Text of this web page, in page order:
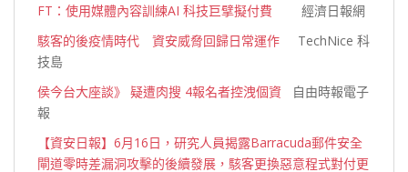
FT：使用媒體內容訓練AI 科技巨擘擬付費 經濟日報網
駭客的後疫情時代 資安威脅回歸日常運作 TechNice 科
技島
侯今台大座談》 疑遭肉搜 4報名者控洩個資 自由時報電子
報
【資安日報】6月16日，研究人員揭露Barracuda郵件安全
閘道零時差漏洞攻擊的後續發展，駭客更換惡意程式對付更